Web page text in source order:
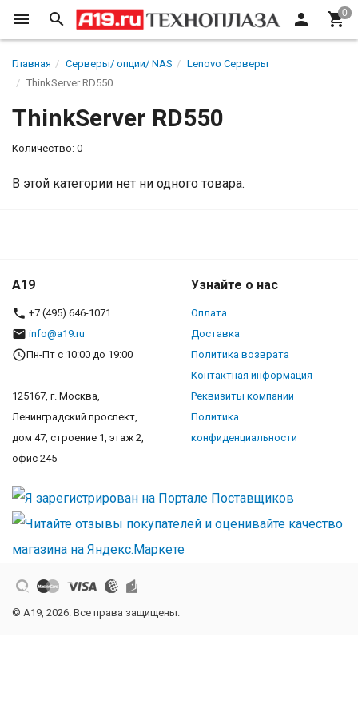
Главная Серверы/ опции/ NAS
Lenovo Серверы
ThinkServer RD550
ThinkServer RD550
Количество: 0
В этой категории нет ни одного товара.
A19
+7 (495) 646-1071
info@a19.ru
Пн-Пт с 10:00 до 19:00
125167, г. Москва,
Ленинградский проспект,
дом 47, строение 1, этаж 2,
офис 245
Узнайте о нас
Оплата
Доставка
Политика возврата
Контактная информация
Реквизиты компании
Политика
конфиденциальности
© A19, 2026. Все права защищены.